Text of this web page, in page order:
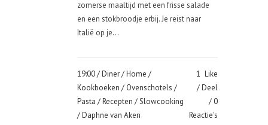
zomerse maaltijd met een frisse salade
en een stokbroodje erbij. Je reist naar
Italië op je...
19:00 /Diner/Home /
Kookboeken / Ovenschotels /
Pasta /Recepten /Slowcooking
/ Daphne van Aken
1 Like
Deel
0
Reactie's